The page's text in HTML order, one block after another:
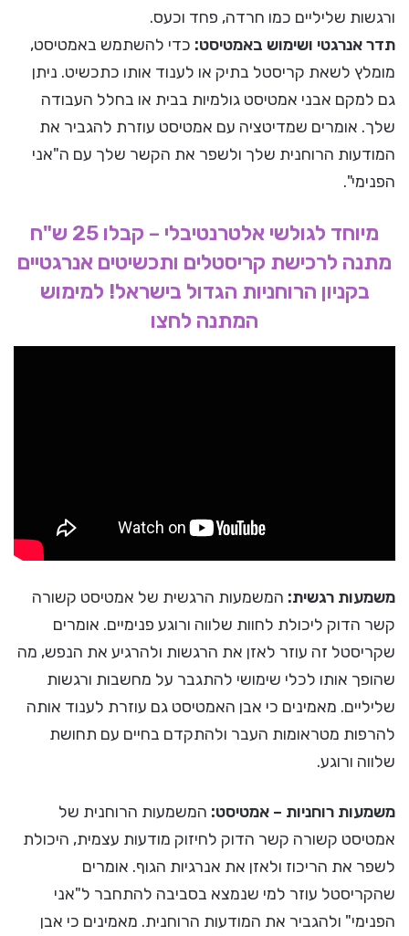
ורגשות שליליים כמו חרדה, פחד וכעס.
תדר אנרגטי ושימוש באמטיסט: כדי להשתמש באמטיסט,
מומלץ לשאת קריסטל בתיק או לענוד אותו כתכשיט. ניתן
גם למקם אבני אמטיסט גולמיות בבית או בחלל העבודה
שלך. אומרים שמדיטציה עם אמטיסט עוזרת להגביר את
המודעות הרוחנית שלך ולשפר את הקשר שלך עם ה"אני
הפנימי".
מיוחד לגולשי אלטרנטיבלי – קבלו 25 ש"ח
מתנה לרכישת קריסטלים ותכשיטים אנרגטיים
בקניון הרוחניות הגדול בישראל! למימוש
המתנה לחצו
משמעות רגשית: המשמעות הרגשית של אמטיסט קשורה
קשר הדוק ליכולת לחוות שלווה ורוגע פנימיים. אומרים
שקריסטל זה עוזר לאזן את הרגשות ולהרגיע את הנפש, מה
שהופך אותו לכלי שימושי להתגבר על מחשבות ורגשות
שליליים. מאמינים כי אבן האמטיסט גם עוזרת לענוד אותה
להרפות מטראומות העבר ולהתקדם בחיים עם תחושת
שלווה ורוגע.
משמעות רוחניות – אמטיסט: המשמעות הרוחנית של
אמטיסט קשורה קשר הדוק לחיזוק מודעות עצמית, היכולת
לשפר את הריכוז ולאזן את אנרגיות הגוף. אומרים
שהקריסטל עוזר למי שנמצא בסביבה להתחבר ל"אני
הפנימי" ולהגביר את המודעות הרוחנית. מאמינים כי אבן